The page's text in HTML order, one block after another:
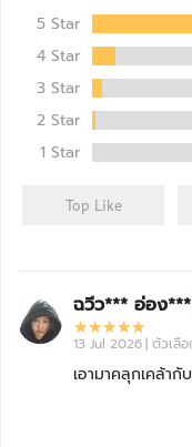
วิธีทำลาบแบบฉบับฟิต
ใส่เนื้อสัตว์หรือ
กรองน้ำออก
ตักผงลาบ 1 ส
ประมาณ 2 ช้อน
พร้อมเปิป !!
5 Star
4 Star
3 Star
2 Star
1 Star
Top Like
ฉวีว*** อ่อง***
13 Jul 2026| ตัวเลื
เอามาคลุกเคล้า